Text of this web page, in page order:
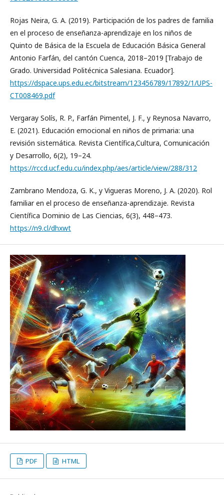
Rojas Neira, G. A. (2019). Participación de los padres de familia
en el proceso de enseñanza-aprendizaje en los niños de
Quinto de Básica de la Escuela de Educación Básica General
Antonio Farfán, del cantón Cuenca, 2018–2019 [Trabajo de
Grado. Universidad Politécnica Salesiana. Ecuador].
https://dspace.ups.edu.ec/bitstream/123456789/17892/1/UPS-
CT008469.pdf
Vergaray Solís, R. P., Farfán Pimentel, J. F., y Reynosa Navarro,
E. (2021). Educación emocional en niños de primaria: una
revisión sistemática. Revista Científica,Cultura, Comunicación
y Desarrollo, 6(2), 19–24.
https://rccd.ucf.edu.cu/index.php/aes/article/view/288/312
Zambrano Mendoza, G. K., y Vigueras Moreno, J. A. (2020). Rol
familiar en el proceso de enseñanza-aprendizaje. Revista
Científica Dominio de Las Ciencias, 6(3), 448–473.
https://n9.cl/dhxwt
PDF HTML